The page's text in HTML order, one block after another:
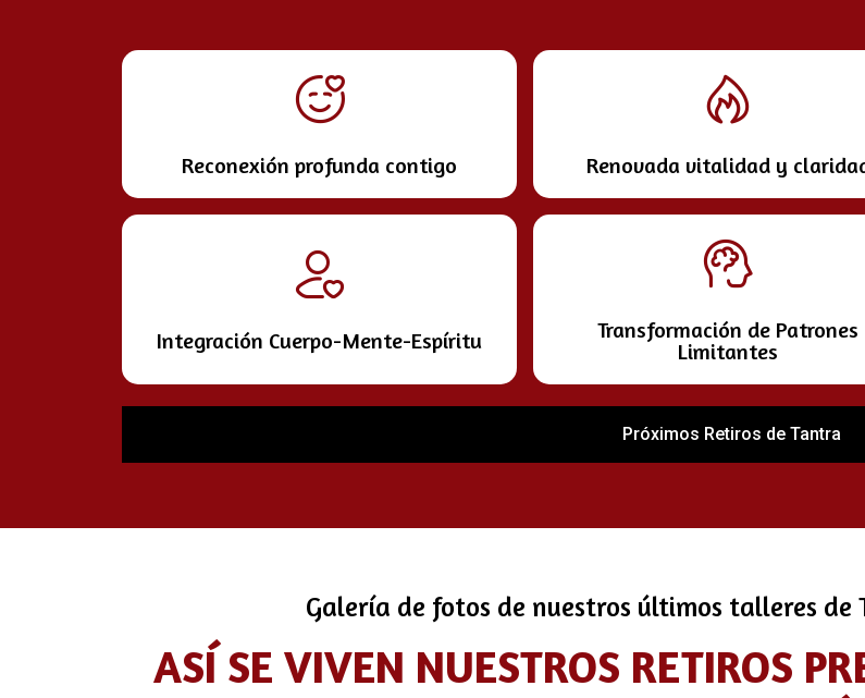
Reconexión profunda contigo Renovada vitalidad y
Integración Cuerpo-Mente-Espíritu
Transformación de Patrones
Limitantes
Próximos Retiros de Tantra
Galería de fotos de nuestros últimos talleres de
ASÍ SE VIVEN NUESTROS RETIROS